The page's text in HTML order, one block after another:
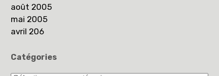
août 2005
mai 2005
avril 206
Catégories